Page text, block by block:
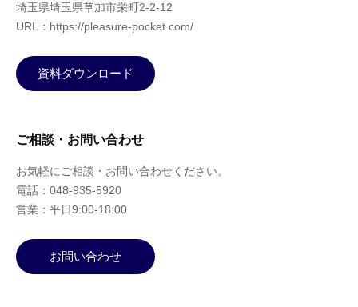
埼玉県埼玉県草加市栄町2-2-12
URL：https://pleasure-pocket.com/
資料ダウンロード
ご相談・お問い合わせ
お気軽にご相談・お問い合わせください。
電話：048-935-5920
営業：平日9:00-18:00
お問い合わせ